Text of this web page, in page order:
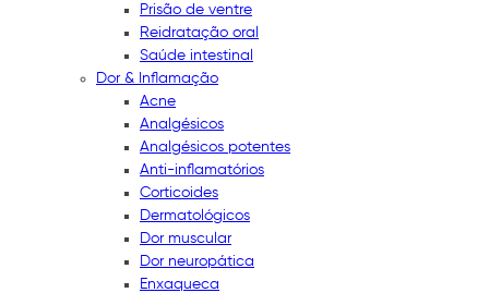
Prisão de ventre
Reidratação oral
Saúde intestinal
Dor & Inflamação
Acne
Analgésicos
Analgésicos potentes
Anti-inflamatórios
Corticoides
Dermatológicos
Dor muscular
Dor neuropática
Enxaqueca